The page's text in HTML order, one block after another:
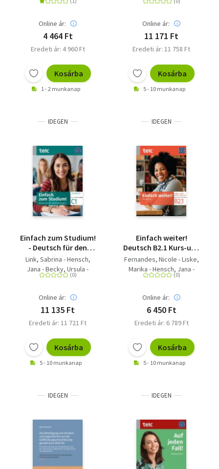
Veronika Weber
Online ár:
4 464 Ft
Eredeti ár: 4 960 Ft
Kosárba
1 - 2 munkanap
Maria, Liske
Online ár:
11 171 Ft
Eredeti ár: 11 758 Ft
Kosárba
5 - 10 munkanap
IDEGEN
Einfach zum Studium!
- Deutsch für den
Hochschulzugang C1
Lehrbuch
Link, Sabrina - Hensch,
Jana - Becky, Ursula -
Bewer, Franziska -
Verborg, Esther -
Thommes, Jacqueline -
Liske, Marika - Koischwitz,
Svea
Online ár:
11 135 Ft
Eredeti ár: 11 721 Ft
Kosárba
5 - 10 munkanap
IDEGEN
Einfach weiter!
Deutsch B2.1 Kurs-und
Arbeitsbuch
Fernandes, Nicole - Liske,
Marika - Hensch, Jana -
Hälbig, Ines
Online ár:
6 450 Ft
Eredeti ár: 6 789 Ft
Kosárba
5 - 10 munkanap
IDEGEN IDEGEN